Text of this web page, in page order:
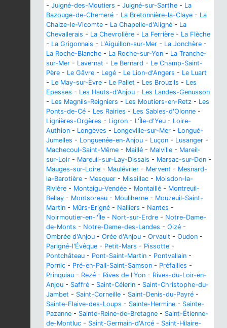
- Juigné-des-Moutiers - Juigné-sur-Sarthe - La
Bazouge-de-Chemeré - La Bretonnière-la-Claye - La
Chaize-le-Vicomte - La Chapelle-d'Aligné - La
Chevallerais - La Chevrolière - La Ferrière - La Flèche
- La Grigonnais - L'Aiguillon-sur-Mer - La Jonchère -
La Roche-Blanche - La Roche-sur-Yon - La Tranche-
sur-Mer - Lavernat - Le Bernard - Le Champ-Saint-
Père - Le Gâvre - Legé - Le Lion-d'Angers - Le Luart
- Le May-sur-Èvre - Le Pallet - Les Brouzils - Les
Epesses - Les Hauts-d'Anjou - Les Landes-Genusson
- Les Magnils-Reigniers - Les Moutiers-en-Retz - Les
Ponts-de-Cé - Les Rairies - Les Sables-d'Olonne -
Lignières-Orgères - Ligron - L'Île-d'Yeu - Loire-
Authion - Longèves - Longeville-sur-Mer - Longué-
Jumelles - Longuenée-en-Anjou - Luçon - Lusanger -
Machecoul-Saint-Même - Maillé - Malville - Mareil-
sur-Loir - Mareuil-sur-Lay-Dissais - Marsac-sur-Don -
Mauges-sur-Loire - Maulévrier - Mervent - Mesnard-
la-Barotière - Mesquer - Missillac - Moisdon-la-
Rivière - Montaigu-Vendée - Montaillé - Montreuil-
Bellay - Montsoreau - Mouliherne - Mouzeuil-Saint-
Martin - Mûrs-Erigné - Nalliers - Nantes -
Noirmoutier-en-l'Île - Nort-sur-Erdre - Notre-Dame-
de-Monts - Notre-Dame-des-Landes - Oizé -
Ombrée d'Anjou - Orée d'Anjou - Orvault - Oudon -
Parigné-l'Évêque - Petit-Mars - Pissotte -
Pontchâteau - Pont-Saint-Martin - Pontvallain -
Pornic - Pré-en-Pail-Saint-Samson - Préfailles -
Prinquiau - Rezé - Rives de l'Yon - Rives-du-Loir-en-
Anjou - Saffré - Saint-Célerin - Saint-Christophe-du-
Jambet - Saint-Corneille - Saint-Denis-du-Payré -
Sainte-Flaive-des-Loups - Sainte-Hermine - Sainte-
Pazanne - Sainte-Reine-de-Bretagne - Saint-Étienne-
de-Montluc - Saint-Germain-d'Arcé - Saint-Hilaire-